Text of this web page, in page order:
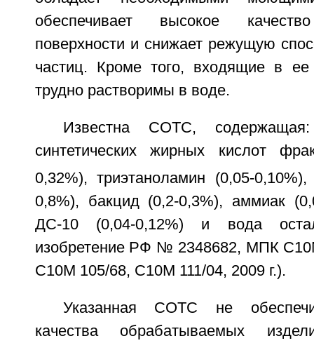
обеспечивает высокое
поверхности и снижает режущую
частиц. Кроме того, входящие в ее
трудно растворимы в воде.
Известна СОТС, содержащая:
синтетических жирных кислот
0,32%), триэтаноламин (0,05-0,10%),
0,8%), бакцид (0,2-0,3%), аммиак
ДС-10 (0,04-0,12%) и вода
изобретение РФ № 2348682, МПК
С10М 105/68, С10М 111/04, 2009 г.).
Указанная СОТС не
качества обрабатываемых